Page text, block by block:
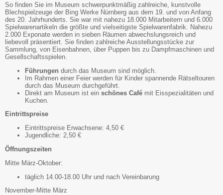
So finden Sie im Museum schwerpunktmäßig zahlreiche, kunstvolle
Blechspielzeuge der Bing Werke Nürnberg aus dem 19. und von Anfang
des 20. Jahrhunderts. Sie war mit nahezu 18.000 Mitarbeitern und 6.000
Spielwarenartikeln die größte und vielseitigste Spielwarenfabrik. Nahezu
2.000 Exponate werden in sieben Räumen abwechslungsreich und
liebevoll präsentiert. Sie finden zahlreiche Ausstellungsstücke zur
Sammlung, von Eisenbahnen, über Puppen bis zu Dampfmaschinen und
Gesellschaftsspielen.
Führungen durch das Museum sind möglich.
Im Rahmen einer Feier werden für Kinder spannende Rätseltouren
durch das Museum durchgeführt.
Direkt am Museum ist ein schönes Café mit Eisspezialitäten und
Kuchen.
Eintrittspreise
Eintrittspreise Erwachsene: 4,50 €
Jugendliche: 2,50 €
Öffnungszeiten
Mitte März-Oktober:
täglich 14.00-18.00 Uhr und nach Vereinbarung
November-Mitte März